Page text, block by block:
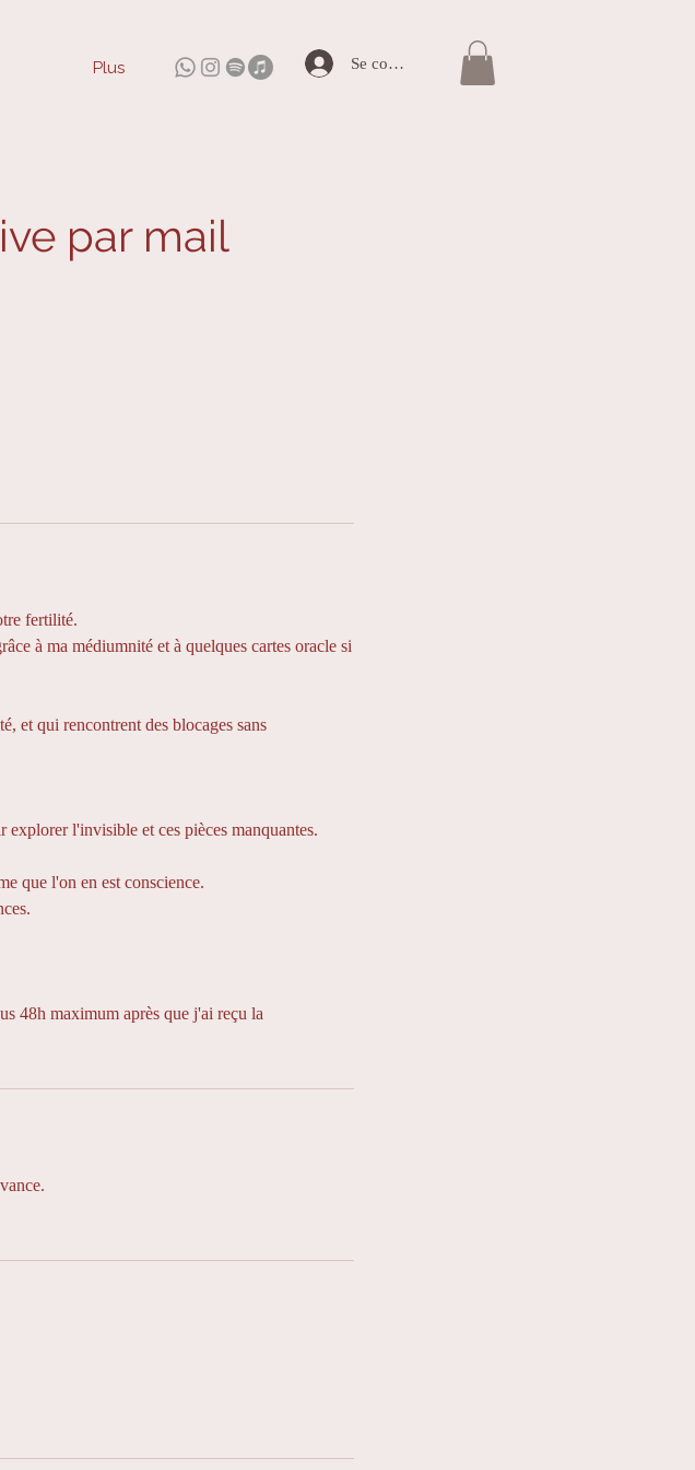
Plus Se connecter
par mail
fertilité.
à ma médiumnité et à quelques cartes oracle si
et qui rencontrent des blocages sans
l'invisible et ces pièces manquantes.
que l'on en est conscience.
48h maximum après que j'ai reçu la